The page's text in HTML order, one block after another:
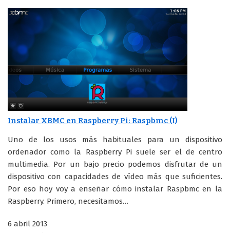
Instalar XBMC en Raspberry Pi: Raspbmc (I)
Uno de los usos más habituales para un dispositivo
ordenador como la Raspberry Pi suele ser el de centro
multimedia. Por un bajo precio podemos disfrutar de un
dispositivo con capacidades de vídeo más que suficientes.
Por eso hoy voy a enseñar cómo instalar Raspbmc en la
Raspberry. Primero, necesitamos…
6 abril 2013